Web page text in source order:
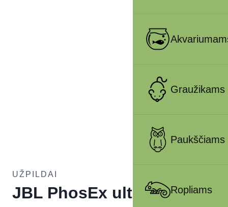
Graužikams
Paukščiams
Ropliams
UŽPILDAI
JBL PhosEx ultra